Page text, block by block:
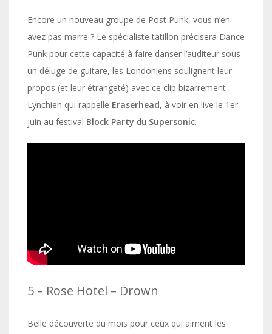
Encore un nouveau groupe de Post Punk, vous n’en
avez pas marre ? Le spécialiste tatillon précisera Dance
Punk pour cette capacité à faire danser l’auditeur sous
un déluge de guitare, les Londoniens soulignent leur
propos (et leur étrangeté) avec ce clip bizarrement
Lynchien qui rappelle Eraserhead, à voir en live le 1er
juin au festival Block Party du Supersonic.
5 – Rose Hotel – Drown
Belle découverte du mois pour ceux qui aiment les